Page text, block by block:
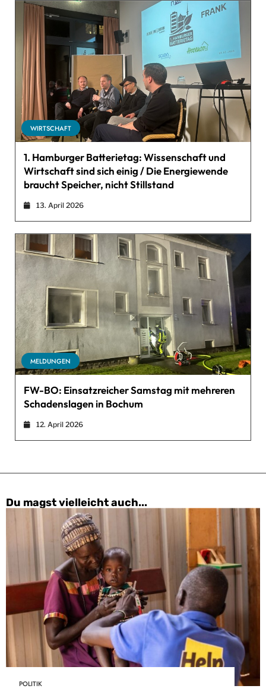
WIRTSCHAFT
1. Hamburger Batterietag: Wissenschaft und
Wirtschaft sind sich einig / Die Energiewende
braucht Speicher, nicht Stillstand
13. April 2026
MELDUNGEN
FW-BO: Einsatzreicher Samstag mit mehreren
Schadenslagen in Bochum
12. April 2026
Du magst vielleicht auch...
POLITIK